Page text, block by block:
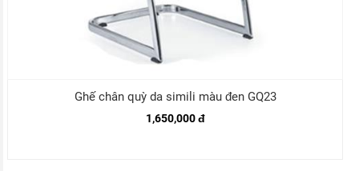
Ghế chân quỳ da simili màu đen GQ23
1,650,000 đ